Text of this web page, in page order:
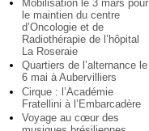
Mobilisation le 3 mars pour
le maintien du centre
d’Oncologie et de
Radiothérapie de l’hôpital
La Roseraie
Quartiers de l’alternance le
6 mai à Aubervilliers
Cirque : l’Académie
Fratellini à l’Embarcadère
Voyage au cœur des